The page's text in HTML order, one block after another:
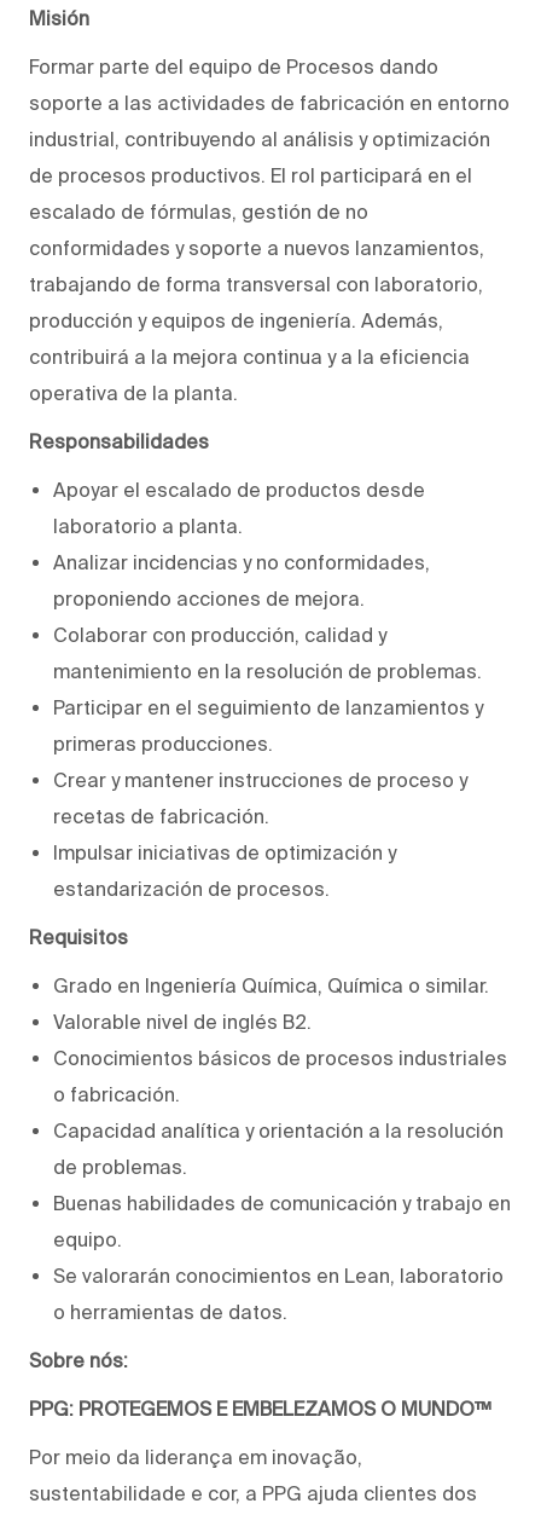
Misión
Formar parte del equipo de Procesos dando
soporte a las actividades de fabricación en entorno
industrial, contribuyendo al análisis y optimización
de procesos productivos. El rol participará en el
escalado de fórmulas, gestión de no
conformidades y soporte a nuevos lanzamientos,
trabajando de forma transversal con laboratorio,
producción y equipos de ingeniería. Además,
contribuirá a la mejora continua y a la eficiencia
operativa de la planta.
Responsabilidades
Apoyar el escalado de productos desde
laboratorio a planta.
Analizar incidencias y no conformidades,
proponiendo acciones de mejora.
Colaborar con producción, calidad y
mantenimiento en la resolución de problemas.
Participar en el seguimiento de lanzamientos y
primeras producciones.
Crear y mantener instrucciones de proceso y
recetas de fabricación.
Impulsar iniciativas de optimización y
estandarización de procesos.
Requisitos
Grado en Ingeniería Química, Química o similar.
Valorable nivel de inglés B2.
Conocimientos básicos de procesos industriales
o fabricación.
Capacidad analítica y orientación a la resolución
de problemas.
Buenas habilidades de comunicación y trabajo en
equipo.
Se valorarán conocimientos en Lean, laboratorio
o herramientas de datos.
Sobre nós:
PPG: PROTEGEMOS E EMBELEZAMOS O MUNDO™
Por meio da liderança em inovação,
sustentabilidade e cor, a PPG ajuda clientes dos